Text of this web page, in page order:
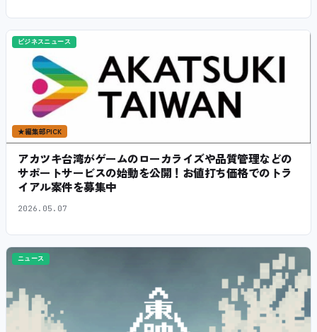
ビジネスニュース
★編集部PICK
アカツキ台湾がゲームのローカライズや品質管理などの
サポートサービスの始動を公開！お値打ち価格でのトラ
イアル案件を募集中
2026.05.07
ニュース